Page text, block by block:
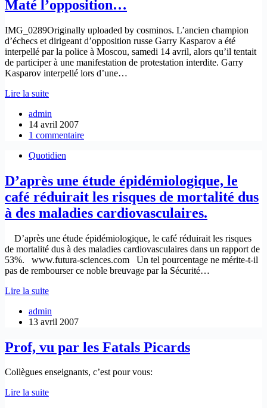
Maté l’opposition…
IMG_0289Originally uploaded by cosminos. L’ancien champion
d’échecs et dirigeant d’opposition russe Garry Kasparov a été
interpellé par la police à Moscou, samedi 14 avril, alors qu’il tentait
de participer à une manifestation de protestation interdite. Garry
Kasparov interpellé lors d’une…
Lire la suiteMaté
admin
14 avril 2007
1 commentaire
Quotidien
D’après une étude épidémiologique, le
café réduirait les risques de mortalité dus
à des maladies cardiovasculaires.
D’après une étude épidémiologique, le café réduirait les risques
de mortalité dus à des maladies cardiovasculaires dans un rapport de
53%. www.futura-sciences.com Un tel pourcentage ne mérite-t-il
pas de rembourser ce noble breuvage par la Sécurité…
Lire la suiteD’après
étude
épidémiologique,
café
réduirait
risques
mortalité
admin
13 avril 2007
Prof, vu par les Fatals Picards
Collègues enseignants, c’est pour vous:
Lire la suiteProf,